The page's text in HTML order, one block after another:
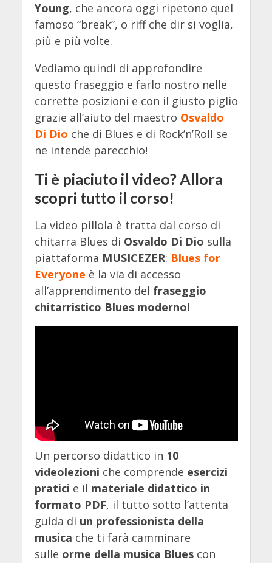
Young, che ancora oggi ripetono quel
famoso “break”, o riff che dir si voglia,
più e più volte.
Vediamo quindi di approfondire
questo fraseggio e farlo nostro nelle
corrette posizioni e con il giusto piglio
grazie all’aiuto del maestro Osvaldo
Di Dio che di Blues e di Rock’n’Roll se
ne intende parecchio!
Ti è piaciuto il video? Allora
scopri tutto il corso!
La video pillola è tratta dal corso di
chitarra Blues di Osvaldo Di Dio sulla
piattaforma MUSICEZER: Blues for
Everyone è la via di accesso
all’apprendimento del fraseggio
chitarristico Blues moderno!
Un percorso didattico in 10
videolezioni che comprende esercizi
pratici e il materiale didattico in
formato PDF, il tutto sotto l’attenta
guida di un professionista della
musica che ti farà camminare
sulle orme della musica Blues con